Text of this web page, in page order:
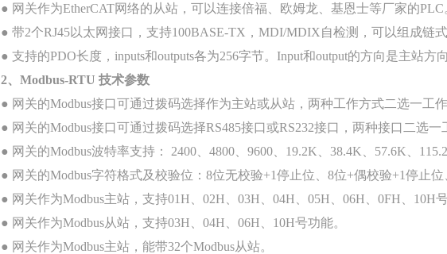
● 网关作为EtherCAT网络的从站，可以连接倍福、欧姆龙、基恩士等厂家的PLC
● 带2个RJ45以太网接口，支持100BASE-TX，MDI/MDIX自检测，可以组成链
● 支持的PDO长度，inputs和outputs各为256字节。Input和output的方向是主站
2、Modbus-RTU 技术参数
● 网关的Modbus接口可通过拨码选择作为主站或从站，两种工作方式二选一工
● 网关的Modbus接口可通过拨码选择RS485接口或RS232接口，两种接口二选一
● 网关的Modbus波特率支持： 2400、4800、9600、19.2K、38.4K、57.6K、
● 网关的Modbus字符格式及校验位：8位无校验+1停止位、8位+偶校验+1停止
● 网关作为Modbus主站，支持01H、02H、03H、04H、05H、06H、0FH、10H
● 网关作为Modbus从站，支持03H、04H、06H、10H号功能。
● 网关作为Modbus主站，能带32个Modbus从站。